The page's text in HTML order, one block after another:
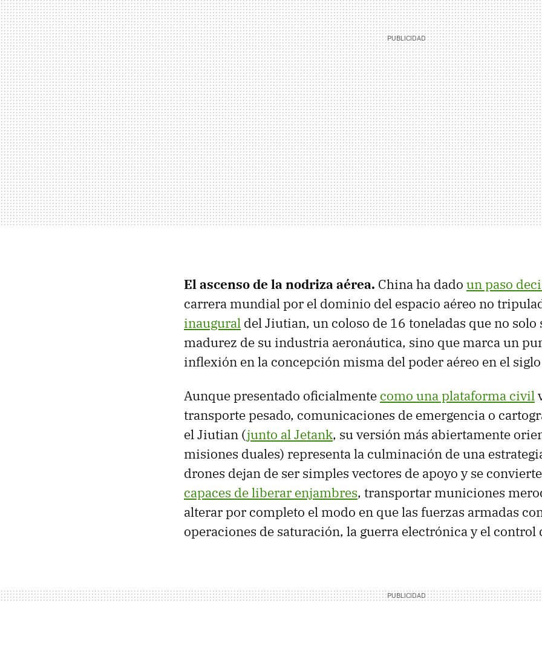
El ascenso de la nodriza aérea. China ha dado un paso
carrera mundial por el dominio del espacio aéreo no
inaugural del Jiutian, un coloso de 16 toneladas que no
madurez de su industria aeronáutica, sino que marca un
inflexión en la concepción misma del poder aéreo en el
Aunque presentado oficialmente como una plataforma civil
transporte pesado, comunicaciones de emergencia o
el Jiutian (junto al Jetank, su versión más abiertamente
misiones duales) representa la culminación de una
drones dejan de ser simples vectores de apoyo y se
capaces de liberar enjambres, transportar municiones
alterar por completo el modo en que las fuerzas armadas
operaciones de saturación, la guerra electrónica y el control